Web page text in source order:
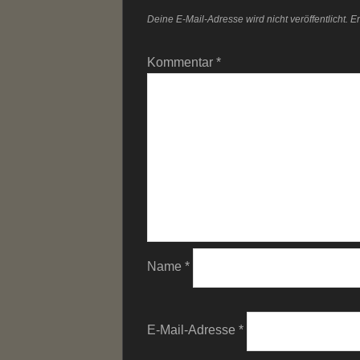
Deine E-Mail-Adresse wird nicht veröffentlicht.
Kommentar *
Name *
E-Mail-Adresse *